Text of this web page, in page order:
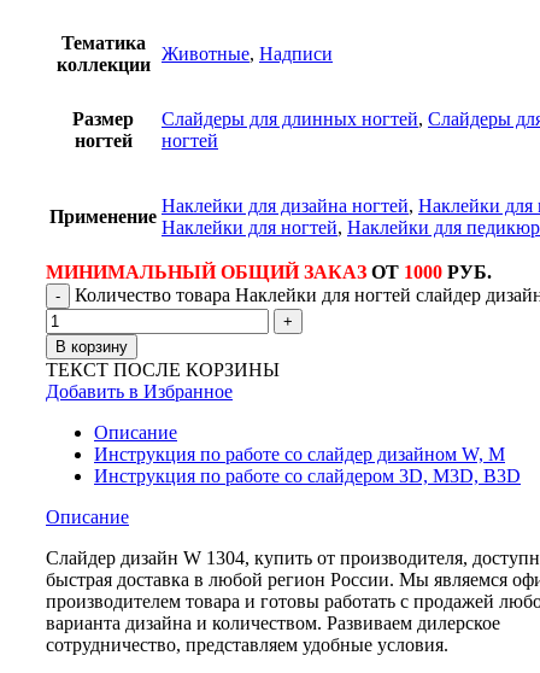
Тематика
коллекции
Животные, Надписи
Размер
ногтей
Слайдеры для длинных ногтей, Слайдеры
ногтей
Применение
Наклейки для дизайна ногтей, Наклейки
Наклейки для ногтей, Наклейки для
МИНИМАЛЬНЫЙ ОБЩИЙ ЗАКАЗ ОТ 1000 РУБ.
Количество товара Наклейки для ногтей слайдер
В корзину
ТЕКСТ ПОСЛЕ КОРЗИНЫ
Добавить в Избранное
Описание
Инструкция по работе со слайдер дизайном W, M
Инструкция по работе со слайдером 3D, М3D, B3D
Описание
Слайдер дизайн W 1304, купить от производителя,
быстрая доставка в любой регион России. Мы являемся
производителем товара и готовы работать с продажей
варианта дизайна и количеством. Развиваем дилерское
сотрудничество, представляем удобные условия.